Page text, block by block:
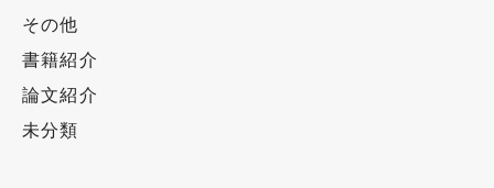
その他
書籍紹介
論文紹介
未分類